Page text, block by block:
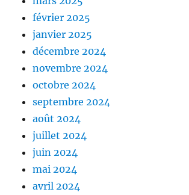
février 2025
janvier 2025
décembre 2024
novembre 2024
octobre 2024
septembre 2024
août 2024
juillet 2024
juin 2024
mai 2024
avril 2024